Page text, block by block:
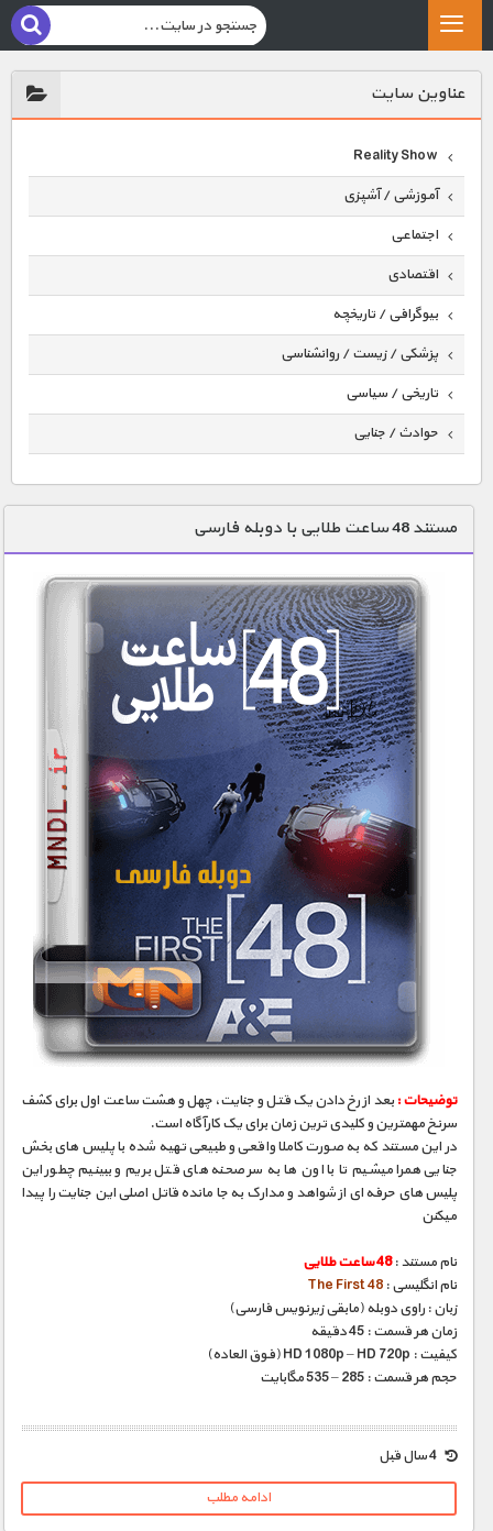
عناوين سايت
Reality Show
آموزشی / آشپزی
اجتماعی
اقتصادی
بیوگرافی / تاریخچه
پزشکی / زیست / روانشناسی
تاریخی / سیاسی
حوادث / جنایی
دنیای خوراکی ها
زمین شناسی / محیط زیست
سازه/ معماری/ مهندسی
سرگرمی
شناخت کودکان
طبیعت
علم و فناوری
فرهنگ / هنر
کیهان / نجوم
گردشگری
ماورایی
مسابقات / ورزشی
مستند های اختصاصی
مستند 48 ساعت طلایی با دوبله فارسی
توضیحات :بعد از رخ دادن یک قتل و جنایت، چهل و هشت ساعت اول برای کشف
سرنخ مهمترین و کلیدی ترین زمان برای یک کارآگاه است.
در این مستند که به صورت کاملا واقعی و طبیعی تهیه شده با پلیس های بخش
جنایی همرا میشیم تا با اون ها به سر صحنه های قتل بریم و ببینیم چطور این
پلیس های حرفه ای از شواهد و مدارک به جا مانده قاتل اصلی این جنایت را پیدا
میکنن
نام مستند :48 ساعت طلایی
نام انگلیسی : The First 48
زبان : راوی دوبله (مابقی زیرنویس فارسی)
زمان هر قسمت : 45 دقیقه
کیفیت : HD 1080p – HD 720p (فوق العاده)
حجم هر قسمت : 285 – 535 مگابایت
ادامه مطلب